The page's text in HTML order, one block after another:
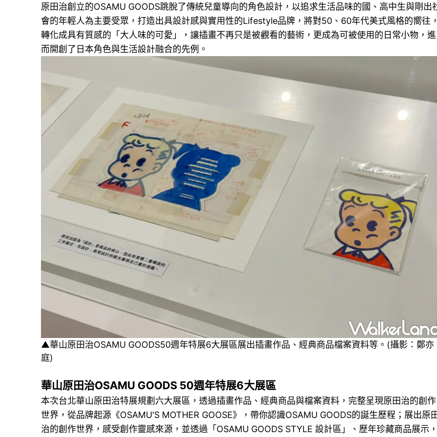
原田治創立的OSAMU GOODS跳脫了傳統兒童導向的角色設計，以追求生活品味的國、高中生與剛出
會的年輕人為主要受眾，打造出具設計感與實用性的Lifestyle品牌，將對50、60年代美式風格的嚮往
轉化成具有質感的「大人味的可愛」，讓插畫不再只是被觀看的藝術，更成為可被使用的日常小物，進
而開創了日本角色與生活設計融合的先例。
▲華山原田治OSAMU GOODS50週年特展6大展區展出插畫作品、經典商品檔案資料等。(攝影：鄭亦
庭)
華山原田治OSAMU GOODS 50週年特展6大展區
本次台北華山原田治特展規劃六大展區，透過插畫作品、經典商品與檔案資料，完整呈現原田治的創作
世界，從品牌起源《OSAMU'S MOTHER GOOSE》，帶你認識OSAMU GOODS的誕生歷程；展出原
治的創作世界，感受創作靈感來源，並透過「OSAMU GOODS STYLE 設計區」、歷年珍藏商品展示